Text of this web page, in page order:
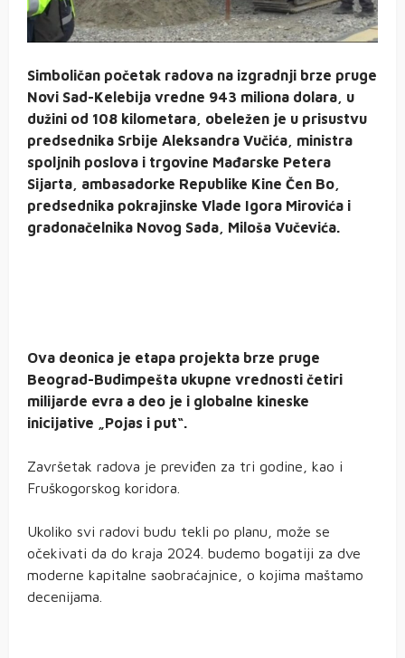
Simboličan početak radova na izgradnji brze pruge
Novi Sad-Kelebija vredne 943 miliona dolara, u
dužini od 108 kilometara, obeležen je u prisustvu
predsednika Srbije Aleksandra Vučića, ministra
spoljnih poslova i trgovine Mađarske Petera
Sijarta, ambasadorke Republike Kine Čen Bo,
predsednika pokrajinske Vlade Igora Mirovića i
gradonačelnika Novog Sada, Miloša Vučevića.
Ova deonica je etapa projekta brze pruge
Beograd-Budimpešta ukupne vrednosti četiri
milijarde evra a deo je i globalne kineske
inicijative „Pojas i put“.
Završetak radova je previđen za tri godine, kao i
Fruškogorskog koridora.
Ukoliko svi radovi budu tekli po planu, može se
očekivati da do kraja 2024. budemo bogatiji za dve
moderne kapitalne saobraćajnice, o kojima maštamo
decenijama.